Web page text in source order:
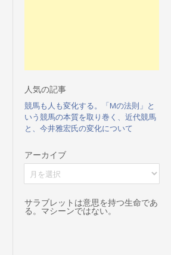
人気の記事
競馬も人も変化する。「Mの法則」と
いう競馬の本質を取り巻く、近代競馬
と、今井雅宏氏の変化について
アーカイブ
ア
ー
イ
ブ
サラブレットは意思を持つ生命であ
る。マシーンではない。